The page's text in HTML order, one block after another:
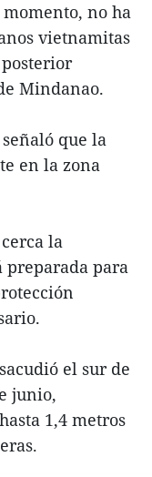
no ha
vietnamitas
Mindanao.
que la
en la zona
la
preparada para
el sur de
junio,
1,4 metros